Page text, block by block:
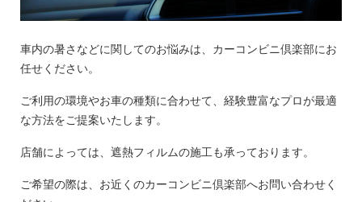
車内の暑さなどに関してのお悩みは、カーコンビニ倶楽部にお
任せください。
ご利用の環境やお車の種類に合わせて、経験豊富なプロが最適
な方法をご提案いたします。
店舗によっては、遮熱フィルムの施工も承っております。
ご希望の際は、お近くのカーコンビニ倶楽部へお問い合わせく